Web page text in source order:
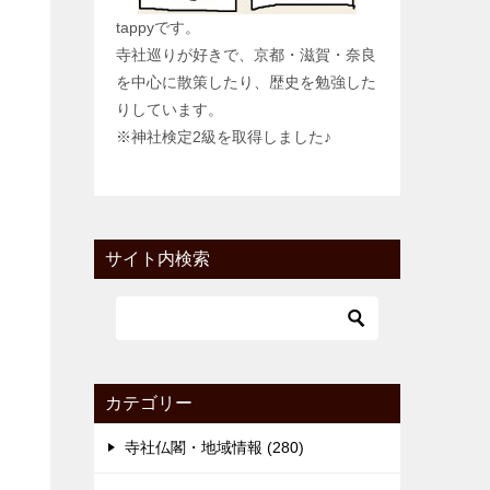
tappyです。
寺社巡りが好きで、京都・滋賀・奈良
を中心に散策したり、歴史を勉強した
りしています。
※神社検定2級を取得しました♪
サイト内検索
カテゴリー
寺社仏閣・地域情報 (280)